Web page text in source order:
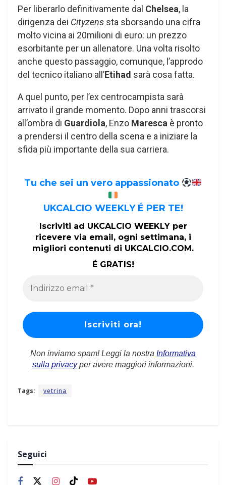
Per liberarlo definitivamente dal Chelsea, la
dirigenza dei Cityzens sta sborsando una cifra
molto vicina ai 20milioni di euro: un prezzo
esorbitante per un allenatore. Una volta risolto
anche questo passaggio, comunque, l’approdo
del tecnico italiano all’Etihad sarà cosa fatta.
A quel punto, per l’ex centrocampista sarà
arrivato il grande momento. Dopo anni trascorsi
all’ombra di Guardiola, Enzo Maresca è pronto
a prendersi il centro della scena e a iniziare la
sfida più importante della sua carriera.
Tu che sei un vero appassionato
UKCALCIO WEEKLY É PER TE!
Iscriviti ad UKCALCIO WEEKLY per
ricevere via email, ogni settimana, i
migliori contenuti di UKCALCIO.COM.
É GRATIS!
Non inviamo spam! Leggi la nostra Informativa
sulla privacyper avere maggiori informazioni.
Tags: vetrina
Seguici